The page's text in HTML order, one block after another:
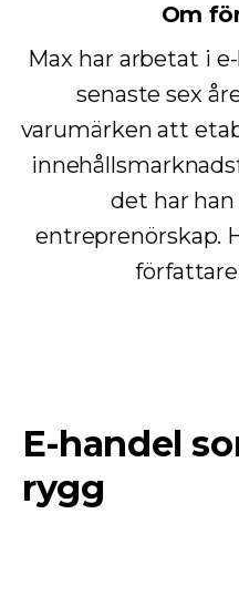
Om
Max har arbetat i
senaste sex
varumärken att
det har
entreprenörskap.
E-handel
rygg